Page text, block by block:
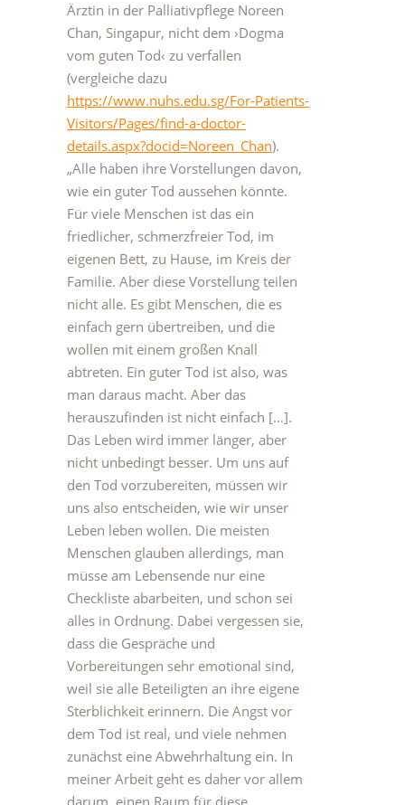
Ärztin in der Palliativpflege Noreen
Chan, Singapur, nicht dem ›Dogma
vom guten Tod‹ zu verfallen
(vergleiche dazu
https://www.nuhs.edu.sg/For-Patients-
Visitors/Pages/find-a-doctor-
details.aspx?docid=Noreen_Chan).
„Alle haben ihre Vorstellungen davon,
wie ein guter Tod aussehen könnte.
Für viele Menschen ist das ein
friedlicher, schmerzfreier Tod, im
eigenen Bett, zu Hause, im Kreis der
Familie. Aber diese Vorstellung teilen
nicht alle. Es gibt Menschen, die es
einfach gern übertreiben, und die
wollen mit einem großen Knall
abtreten. Ein guter Tod ist also, was
man daraus macht. Aber das
herauszufinden ist nicht einfach […].
Das Leben wird immer länger, aber
nicht unbedingt besser. Um uns auf
den Tod vorzubereiten, müssen wir
uns also entscheiden, wie wir unser
Leben leben wollen. Die meisten
Menschen glauben allerdings, man
müsse am Lebensende nur eine
Checkliste abarbeiten, und schon sei
alles in Ordnung. Dabei vergessen sie,
dass die Gespräche und
Vorbereitungen sehr emotional sind,
weil sie alle Beteiligten an ihre eigene
Sterblichkeit erinnern. Die Angst vor
dem Tod ist real, und viele nehmen
zunächst eine Abwehrhaltung ein. In
meiner Arbeit geht es daher vor allem
darum, einen Raum für diese